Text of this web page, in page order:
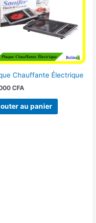
Chauffante Électrique
CFA
au panier